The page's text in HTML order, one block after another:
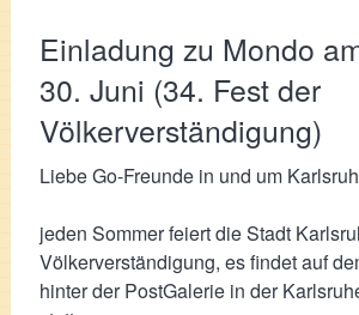
Einladung zu Mondo
30. Juni (34. Fest der
Völkerverständigung)
Liebe Go-Freunde in und um
jeden Sommer feiert die Stadt
Völkerverständigung, es findet auf
hinter der PostGalerie in der